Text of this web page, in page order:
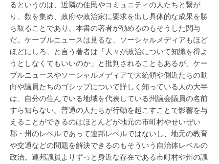
るというのは、近隣の住民やコミュニティの人たちと繋が
り、数を集め、政府や政治家に要求を出し具体的な成果を勝
ち取ることであり、本書の著者が勧めるのもそうした関与
だ。ケーブルニュースは見るな、ソーシャルメディアもほど
ほどにしろ、と言う著者は「人々が政治について知識を得よ
うとしなくてもいいのか」と批判されることもあるが、ケー
ブルニュースやソーシャルメディアで大統領や側近たちの動
向や議員たちのゴシップについて詳しく知っている人の大半
は、自分の住んでいる地域を代表している州議会議員の名前
すら知らない。普通の人たちが行動を起こすことで影響を与
えることができるのはほとんどが地元の市町村やせいぜい
郡・州のレベルであって連邦レベルではないし、地元の教育
や交通などの問題を解決できるのもそういう自治体レベルの
政治。連邦議員よりずっと身近な存在である市町村や州の議